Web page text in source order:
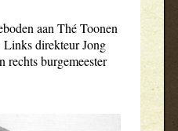
aan Thé Toonen
direkteur Jong
rechts burgemeester